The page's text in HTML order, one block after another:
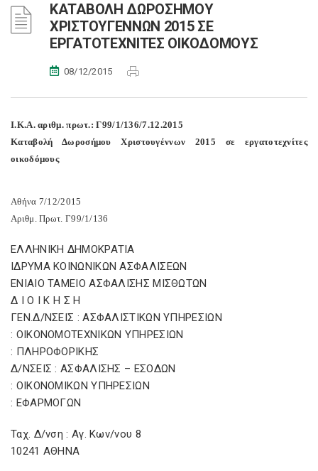
ΚΑΤΑΒΟΛΗ ΔΩΡΟΣΗΜΟΥ
ΧΡΙΣΤΟΥΓΕΝΝΩΝ 2015 ΣΕ
ΕΡΓΑΤΟΤΕΧΝΙΤΕΣ ΟΙΚΟΔΟΜΟΥΣ
08/12/2015
Ι.Κ.Α. αριθμ. πρωτ.: Γ99/1/136/7.12.2015
Καταβολή Δωροσήμου Χριστουγέννων 2015 σε εργατοτεχνίτες
οικοδόμους
Αθήνα 7/12/2015
Αριθμ. Πρωτ. Γ99/1/136
ΕΛΛΗΝΙΚΗ ΔΗΜΟΚΡΑΤΙΑ
ΙΔΡΥΜΑ ΚΟΙΝΩΝΙΚΩΝ ΑΣΦΑΛΙΣΕΩΝ
ΕΝΙΑΙΟ ΤΑΜΕΙΟ ΑΣΦΑΛΙΣΗΣ ΜΙΣΘΩΤΩΝ
Δ Ι Ο Ι Κ Η Σ Η
ΓΕΝ.Δ/ΝΣΕΙΣ : ΑΣΦΑΛΙΣΤΙΚΩΝ ΥΠΗΡΕΣΙΩΝ
: ΟΙΚΟΝΟΜΟΤΕΧΝΙΚΩΝ ΥΠΗΡΕΣΙΩΝ
: ΠΛΗΡΟΦΟΡΙΚΗΣ
Δ/ΝΣΕΙΣ : ΑΣΦΑΛΙΣΗΣ – ΕΣΟΔΩΝ
: ΟΙΚΟΝΟΜΙΚΩΝ ΥΠΗΡΕΣΙΩΝ
: ΕΦΑΡΜΟΓΩΝ
Ταχ. Δ/νση : Αγ. Κων/νου 8
10241 ΑΘΗΝΑ